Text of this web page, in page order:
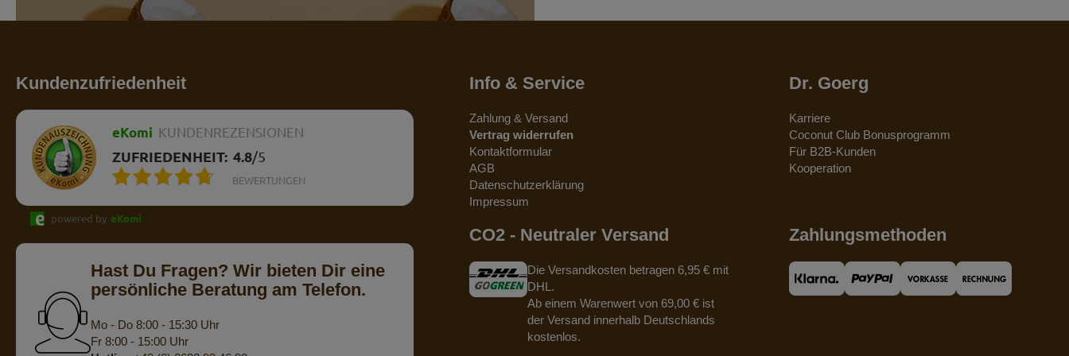
Kundenzufriedenheit
eKomi KUNDENREZENSIONEN
ZUFRIEDENHEIT: 4.8/5
BEWERTUNGEN
powered by eKomi
Hast Du Fragen? Wir bieten Dir eine
persönliche Beratung am Telefon.
Mo - Do 8:00 - 15:30 Uhr
Fr 8:00 - 15:00 Uhr
Info & Service
Zahlung & Versand
Vertrag widerrufen
Kontaktformular
AGB
Datenschutzerklärung
Impressum
Dr. Goerg
Karriere
Coconut Club Bonusprogramm
Für B2B-Kunden
Kooperation
CO2 - Neutraler Versand
Die Versandkosten betragen 6,95 € mit
DHL.
Ab einem Warenwert von 69,00 € ist
der Versand innerhalb Deutschlands
kostenlos.
Zahlungsmethoden